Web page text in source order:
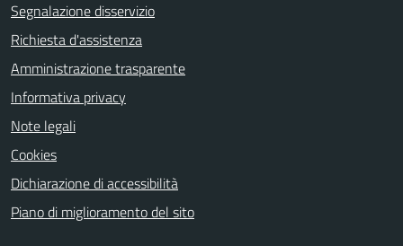
Segnalazione disservizio
Richiesta d'assistenza
Amministrazione trasparente
Informativa privacy
Note legali
Cookies
Dichiarazione di accessibilità
Piano di miglioramento del sito